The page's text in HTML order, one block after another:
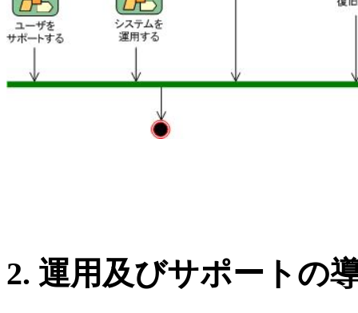
2. 運用及びサポートの